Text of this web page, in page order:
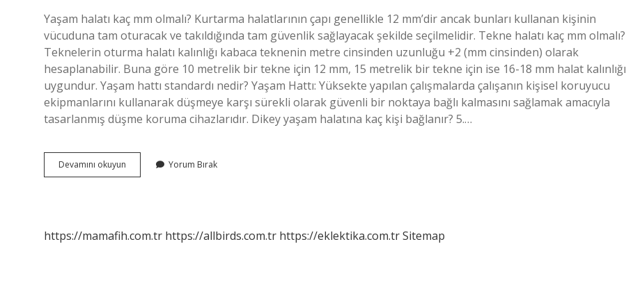
Yaşam halatı kaç mm olmalı? Kurtarma halatlarının çapı genellikle 12 mm’dir ancak bunları kullanan kişinin
vücuduna tam oturacak ve takıldığında tam güvenlik sağlayacak şekilde seçilmelidir. Tekne halatı kaç mm olmalı?
Teknelerin oturma halatı kalınlığı kabaca teknenin metre cinsinden uzunluğu +2 (mm cinsinden) olarak
hesaplanabilir. Buna göre 10 metrelik bir tekne için 12 mm, 15 metrelik bir tekne için ise 16-18 mm halat kalınlığı
uygundur. Yaşam hattı standardı nedir? Yaşam Hattı: Yüksekte yapılan çalışmalarda çalışanın kişisel koruyucu
ekipmanlarını kullanarak düşmeye karşı sürekli olarak güvenli bir noktaya bağlı kalmasını sağlamak amacıyla
tasarlanmış düşme koruma cihazlarıdır. Dikey yaşam halatına kaç kişi bağlanır? 5.…
Devamını okuyun
Yaşam
Yorum Bırak
https://mamafih.com.tr https://allbirds.com.tr https://eklektika.com.trSitemap